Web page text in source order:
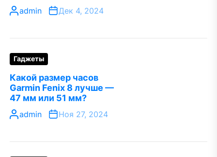
admin Дек 4, 2024
Гаджеты
Какой размер часов
Garmin Fenix 8 лучше —
47 мм или 51 мм?
admin Ноя 27, 2024